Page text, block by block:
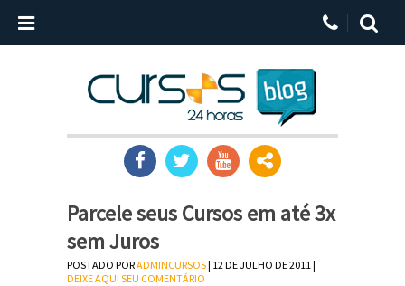
Parcele seus Cursos em até 3x
sem Juros
POSTADO PORADMINCURSOS| 12 DE JULHO DE 2011 |
DEIXE AQUI SEU COMENTÁRIO